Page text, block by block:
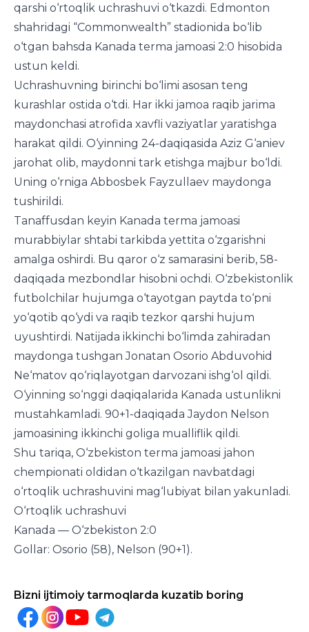
qarshi o‘rtoqlik uchrashuvi o‘tkazdi. Edmonton
shahridagi “Commonwealth” stadionida bo‘lib
o‘tgan bahsda Kanada terma jamoasi 2:0 hisobida
ustun keldi.
Uchrashuvning birinchi bo‘limi asosan teng
kurashlar ostida o‘tdi. Har ikki jamoa raqib jarima
maydonchasi atrofida xavfli vaziyatlar yaratishga
harakat qildi. O‘yinning 24-daqiqasida Aziz G‘aniev
jarohat olib, maydonni tark etishga majbur bo‘ldi.
Uning o‘rniga Abbosbek Fayzullaev maydonga
tushirildi.
Tanaffusdan keyin Kanada terma jamoasi
murabbiylar shtabi tarkibda yettita o‘zgarishni
amalga oshirdi. Bu qaror o‘z samarasini berib, 58-
daqiqada mezbondlar hisobni ochdi. O‘zbekistonlik
futbolchilar hujumga o‘tayotgan paytda to‘pni
yo‘qotib qo‘ydi va raqib tezkor qarshi hujum
uyushtirdi. Natijada ikkinchi bo‘limda zahiradan
maydonga tushgan Jonatan Osorio Abduvohid
Ne‘matov qo‘riqlayotgan darvozani ishg‘ol qildi.
O‘yinning so‘nggi daqiqalarida Kanada ustunlikni
mustahkamladi. 90+1-daqiqada Jaydon Nelson
jamoasining ikkinchi goliga mualliflik qildi.
Shu tariqa, O‘zbekiston terma jamoasi jahon
chempionati oldidan o‘tkazilgan navbatdagi
o‘rtoqlik uchrashuvini mag‘lubiyat bilan yakunladi.
O‘rtoqlik uchrashuvi
Kanada — O‘zbekiston 2:0
Gollar: Osorio (58), Nelson (90+1).
Bizni ijtimoiy tarmoqlarda kuzatib boring